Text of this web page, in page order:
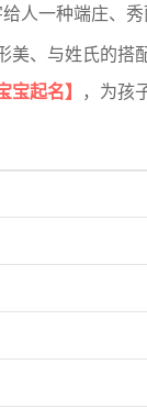
人一种端庄、秀
、与姓氏的
宝起名】 ，为孩